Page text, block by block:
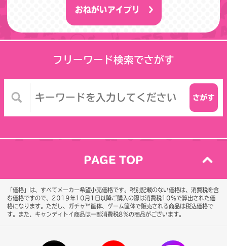
おねがいアイプリ
フリーワード検索でさがす
PAGE TOP
「価格」は、すべてメーカー希望小売価格です。税別記載のない価格は、消費税を含
む価格ですので、2019年10月1日以降ご購入の際は消費税10％で算出された価
格になります。 ただし、ガチャ™筐体、ゲーム筐体で販売される商品は税込価格で
す。また、キャンディトイ商品は一部消費税8％の商品がございます。